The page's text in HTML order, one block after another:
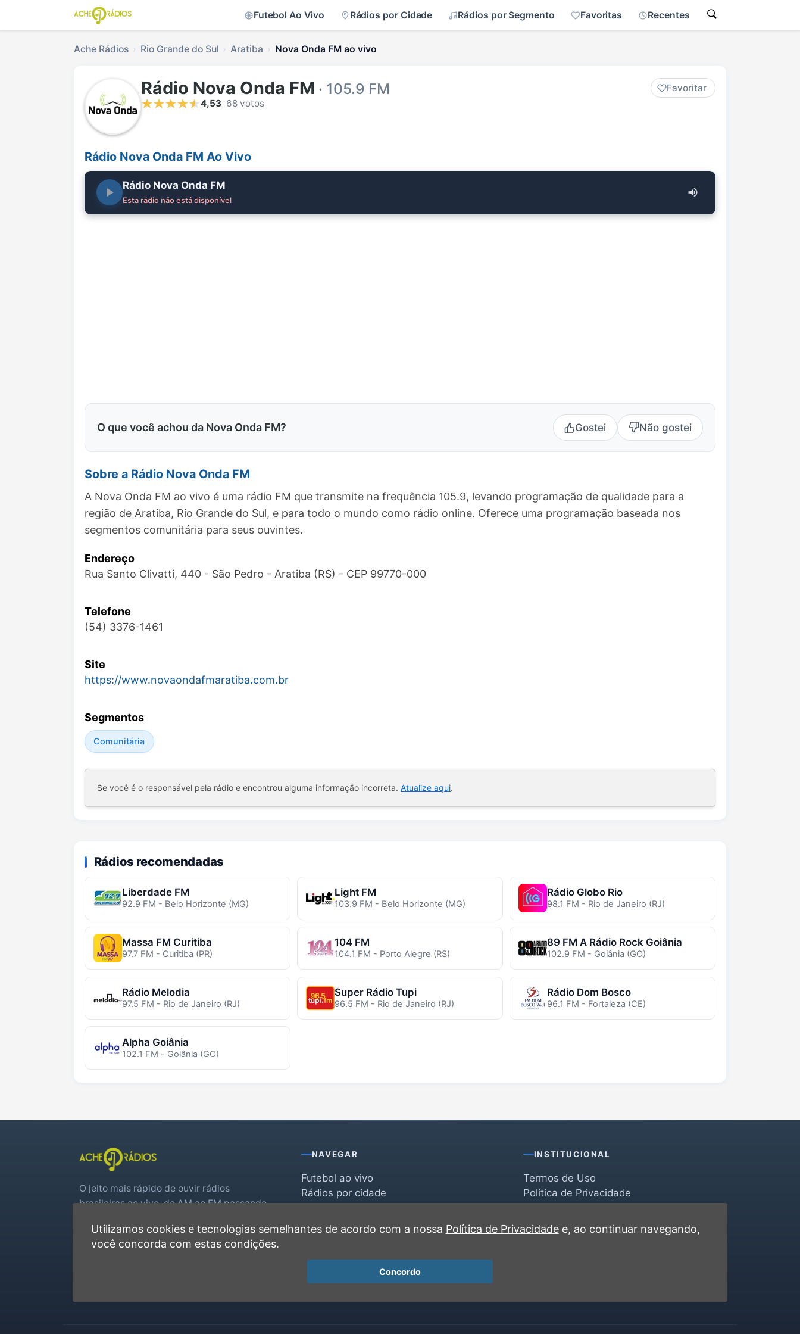
Futebol Ao Vivo Rádios por Cidade Rádios por Segmento Favoritas Recentes
Ache Rádios Rio Grande do Sul Aratiba Nova Onda FM ao vivo
Rádio Nova Onda FM · 105.9 FM
Favoritar
4,53 68 votos
Rádio Nova Onda FM Ao Vivo
Rádio Nova Onda FM
Esta rádio não está disponível
O que você achou da Nova Onda FM? Gostei Não gostei
Sobre a Rádio Nova Onda FM
A Nova Onda FM ao vivo é uma rádio FM que transmite na frequência 105.9, levando programação de qualidade para a
região de Aratiba, Rio Grande do Sul, e para todo o mundo como rádio online. Oferece uma programação baseada nos
segmentos comunitária para seus ouvintes.
Endereço
Rua Santo Clivatti, 440 - São Pedro - Aratiba (RS) - CEP 99770-000
Telefone
(54) 3376-1461
Site
https://www.novaondafmaratiba.com.br
Segmentos
Comunitária
Se você é o responsável pela rádio e encontrou alguma informação incorreta. Atualize aqui.
Rádios recomendadas
Liberdade FM
92.9 FM - Belo Horizonte (MG)
Light FM
103.9 FM - Belo Horizonte (MG)
Rádio Globo Rio
98.1 FM - Rio de Janeiro (RJ)
Massa FM Curitiba
97.7 FM - Curitiba (PR)
104 FM
104.1 FM - Porto Alegre (RS)
89 FM A Rádio Rock Goiânia
102.9 FM - Goiânia (GO)
Rádio Melodia
97.5 FM - Rio de Janeiro (RJ)
Super Rádio Tupi
96.5 FM - Rio de Janeiro (RJ)
Rádio Dom Bosco
96.1 FM - Fortaleza (CE)
Alpha Goiânia
102.1 FM - Goiânia (GO)
O jeito mais rápido de ouvir rádios
brasileiras ao vivo, do AM ao FM passando
real.
NAVEGAR
Futebol ao vivo
Rádios por cidade
Favoritas
INSTITUCIONAL
Termos de Uso
Política de Privacidade
Contato
Utilizamos cookies e tecnologias semelhantes de acordo com a nossa Política de Privacidadee, ao continuar navegando,
você concorda com estas condições.
Concordo